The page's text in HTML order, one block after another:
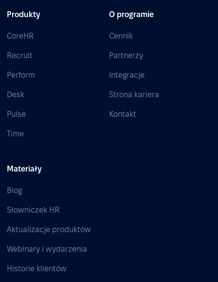
Produkty
CoreHR
Recruit
Perform
Desk
Pulse
Time
O programie
Cennik
Partnerzy
Integracje
Strona kariera
Kontakt
Materiały
Blog
Słowniczek HR
Aktualizacje produktów
Webinary i wydarzenia
Historie klientów